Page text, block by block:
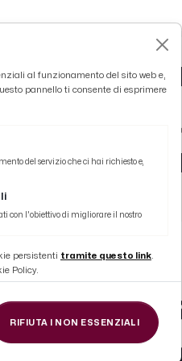
Coppa
di
al funzionamento del sito web e,
pannello ti consente di esprimere
del servizio che ci hai richiesto e,
con l'obiettivo di migliorare il nostro
persistenti tramite questo link.
Policy.
RIFIUTA I NON ESSENZIALI